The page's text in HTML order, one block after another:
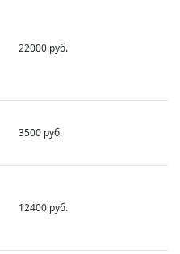
22000 руб.
3500 руб.
12400 руб.